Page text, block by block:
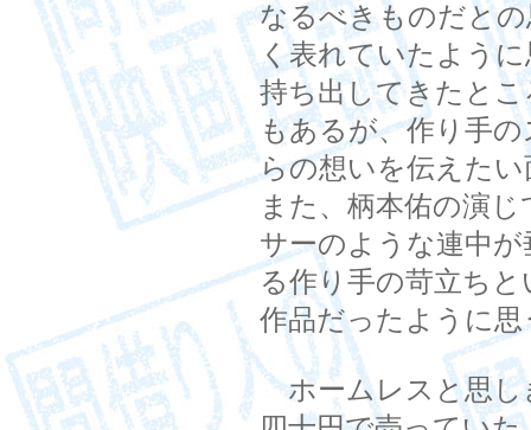
なるべきものだと
く表れていたよう
持ち出してきたと
もあるが、作り手
らの想いを伝えた
また、柄本佑の演
サーのような連中
る作り手の苛立ち
作品だったように思
ホームレスと思し